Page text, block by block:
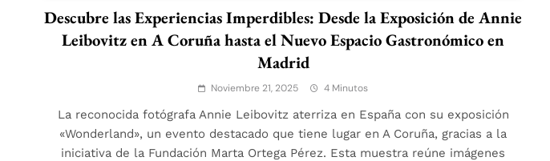
Descubre las Experiencias Imperdibles: Desde la Exposición de Annie
Leibovitz en A Coruña hasta el Nuevo Espacio Gastronómico en
Madrid
Noviembre 21, 2025 4 Minutos
La reconocida fotógrafa Annie Leibovitz aterriza en España con su exposición
«Wonderland», un evento destacado que tiene lugar en A Coruña, gracias a la
iniciativa de la Fundación Marta Ortega Pérez. Esta muestra reúne imágenes